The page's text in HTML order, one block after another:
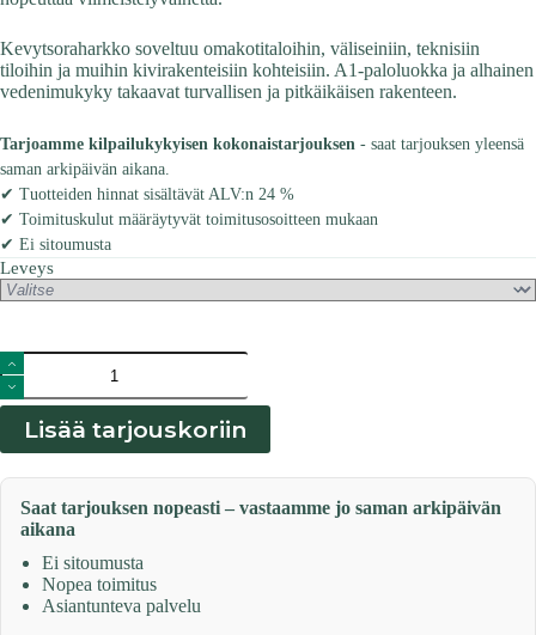
Kevytsoraharkko soveltuu omakotitaloihin, väliseiniin, teknisiin
tiloihin ja muihin kivirakenteisiin kohteisiin. A1-paloluokka ja alhainen
vedenimukyky takaavat turvallisen ja pitkäikäisen rakenteen.
Tarjoamme kilpailukykyisen kokonaistarjouksen - saat tarjouksen yleensä
saman arkipäivän aikana.
✔ Tuotteiden hinnat sisältävät ALV:n 24 %
✔ Toimituskulut määräytyvät toimitusosoitteen mukaan
✔ Ei sitoumusta
Leveys
Leca
kevytbetoniharkko
3MPA
määräLisää tarjouskoriin
Saat tarjouksen nopeasti – vastaamme jo saman arkipäivän
aikana
Ei sitoumusta
Nopea toimitus
Asiantunteva palvelu